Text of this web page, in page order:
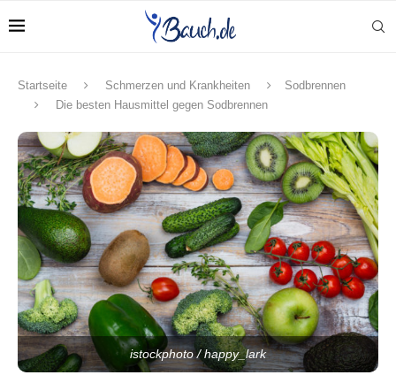
Startseite Schmerzen und Krankheiten
Sodbrennen
Die besten Hausmittel gegen Sodbrennen
istockphoto / happy_lark